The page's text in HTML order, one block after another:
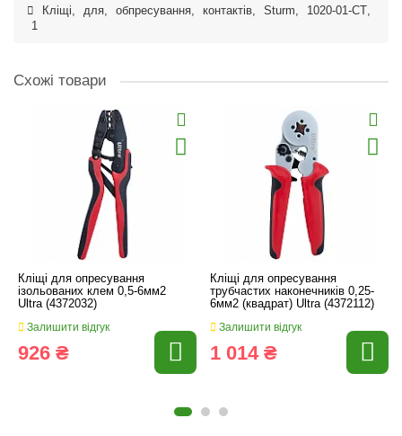
Кліщі, для, обпресування, контактів, Sturm, 1020-01-CT ,
1
Схожі товари
Кліщі для опресування
ізольованих клем 0,5-6мм2
Ultra (4372032)
Залишити відгук
926 ₴
Кліщі для опресування
трубчастих наконечників 0,25-
6мм2 (квадрат) Ultra (4372112)
Залишити відгук
1 014 ₴